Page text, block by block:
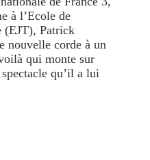
à l’Ecole de
(EJT), Patrick
nouvelle corde à un
qui monte sur
qu’il a lui